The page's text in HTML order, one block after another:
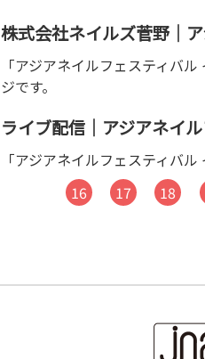
株式会社ネイルズ菅野｜
「アジアネイルフェスティバ
ジです。
ライブ配信｜アジアネイ
「アジアネイルフェスティバ
16
17 18